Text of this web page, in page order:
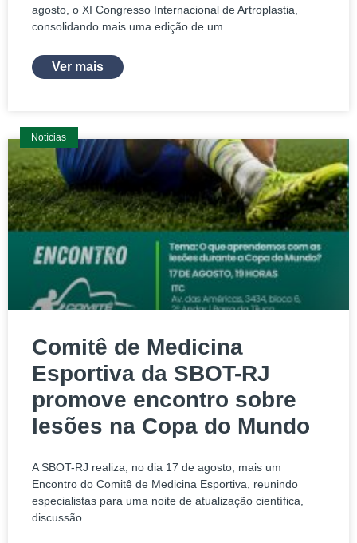
agosto, o XI Congresso Internacional de Artroplastia,
consolidando mais uma edição de um
Ver mais
Notícias
Comitê de Medicina
Esportiva da SBOT-RJ
promove encontro sobre
lesões na Copa do Mundo
A SBOT-RJ realiza, no dia 17 de agosto, mais um
Encontro do Comitê de Medicina Esportiva, reunindo
especialistas para uma noite de atualização científica,
discussão